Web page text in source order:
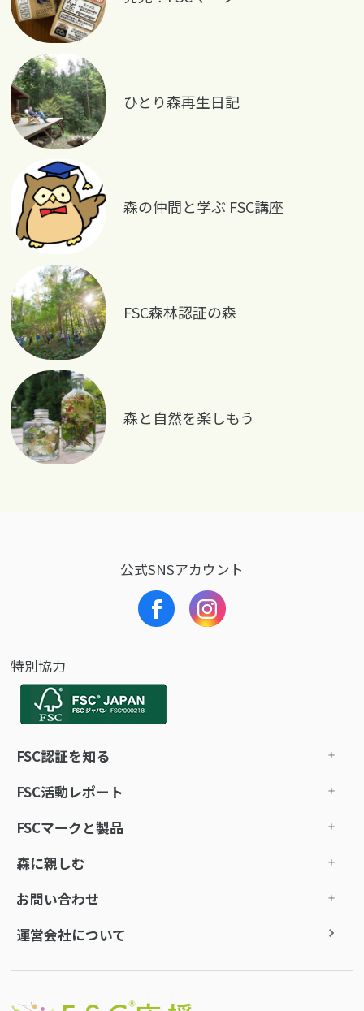
ひとり森再生日記
森の仲間と学ぶ FSC講座
FSC森林認証の森
森と自然を楽しもう
公式SNSアカウント
特別協力
FSC認証を知る
FSC活動レポート
FSCマークと製品
森に親しむ
お問い合わせ
運営会社について